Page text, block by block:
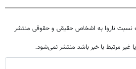
نسبت ناروا به اشخاص حقیقی و حقوقی منتشر
غیر مرتبط با خبر باشد منتشر نمی‌شود.